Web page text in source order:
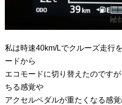
私は時速40km/Lでクルーズ走行
ードから
エコモードに切り替えたのです
ちる感覚や
アクセルペダルが重たくなる感